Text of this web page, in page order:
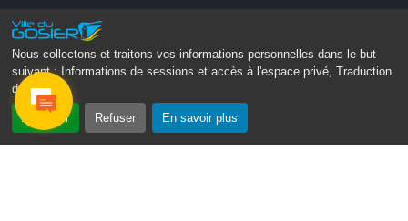
Nous collectons et traitons vos informations personnelles dans le but
suivant :
Informations de sessions et accès à l'espace privé, Traduction
des pages .
Accepter Refuser En savoir plus
Suivez-nous